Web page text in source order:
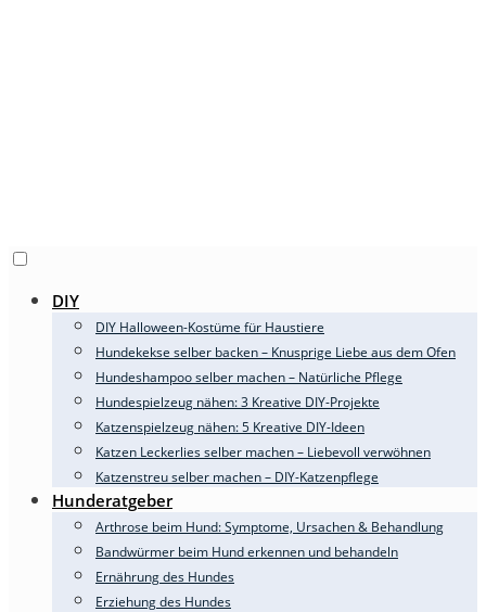
DIY
DIY Halloween-Kostüme für Haustiere
Hundekekse selber backen – Knusprige Liebe aus dem Ofen
Hundeshampoo selber machen – Natürliche Pflege
Hundespielzeug nähen: 3 Kreative DIY-Projekte
Katzenspielzeug nähen: 5 Kreative DIY-Ideen
Katzen Leckerlies selber machen – Liebevoll verwöhnen
Katzenstreu selber machen – DIY-Katzenpflege
Hunderatgeber
Arthrose beim Hund: Symptome, Ursachen & Behandlung
Bandwürmer beim Hund erkennen und behandeln
Ernährung des Hundes
Erziehung des Hundes